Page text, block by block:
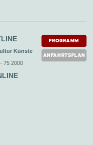
Künste
75 2000